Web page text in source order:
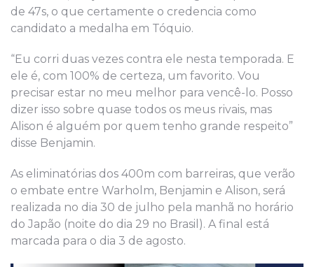
de 47s, o que certamente o credencia como
candidato a medalha em Tóquio.
“Eu corri duas vezes contra ele nesta temporada. E
ele é, com 100% de certeza, um favorito. Vou
precisar estar no meu melhor para vencê-lo. Posso
dizer isso sobre quase todos os meus rivais, mas
Alison é alguém por quem tenho grande respeito”
disse Benjamin.
As eliminatórias dos 400m com barreiras, que verão
o embate entre Warholm, Benjamin e Alison, será
realizada no dia 30 de julho pela manhã no horário
do Japão (noite do dia 29 no Brasil). A final está
marcada para o dia 3 de agosto.